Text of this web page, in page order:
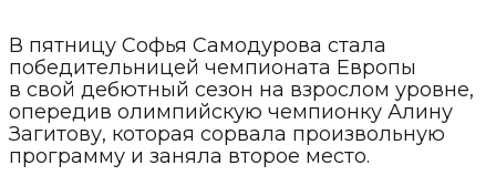
В пятницу Софья Самодурова стала
победительницей чемпионата Европы
в свой дебютный сезон на взрослом уровне,
опередив олимпийскую чемпионку Алину
Загитову, которая сорвала произвольную
программу и заняла второе место.